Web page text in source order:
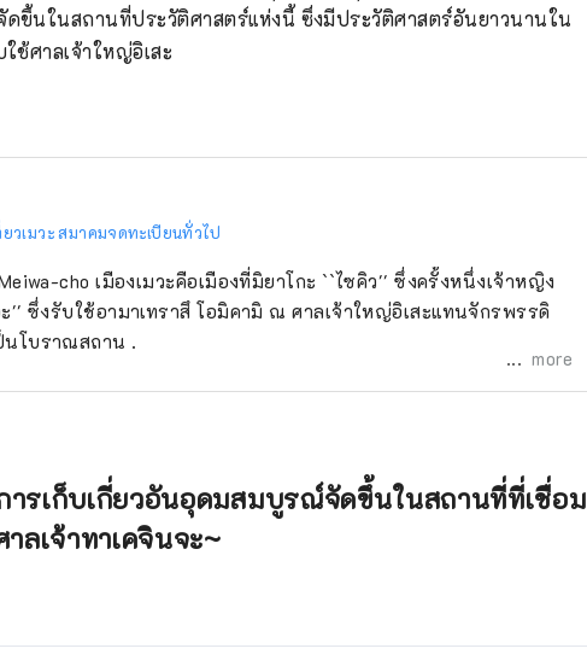
ขึ้นในสถานที่ประวัติศาสตร์แห่งนี้ ซึ่งมีประวัติศาสตร์อันยาวนานใน
ช้ศาลเจ้าใหญ่อิเสะ
วเมวะ สมาคมจดทะเบียนทั่วไป
cho เมืองเมวะคือเมืองที่มิยาโกะ ``ไซคิว'' ซึ่งครั้งหนึ่งเจ้าหญิง
'' ซึ่งรับใช้อามาเทราสึ โอมิคามิ ณ ศาลเจ้าใหญ่อิเสะแทนจักรพรรดิ
นโบราณสถาน .
more
ารเก็บเกี่ยวอันอุดมสมบูรณ์จัดขึ้นในสถานที่ที่เชื่อม
ลเจ้าทาเคจินจะ~